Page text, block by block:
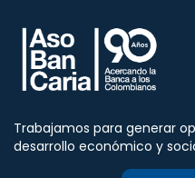
Trabajamos para generar
desarrollo económico y